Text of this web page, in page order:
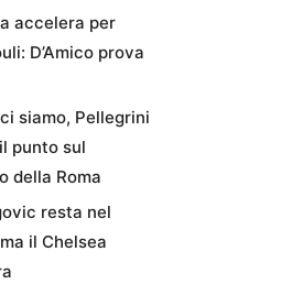
accelera per
D’Amico prova
siamo, Pellegrini
punto sul
della Roma
resta nel
il Chelsea